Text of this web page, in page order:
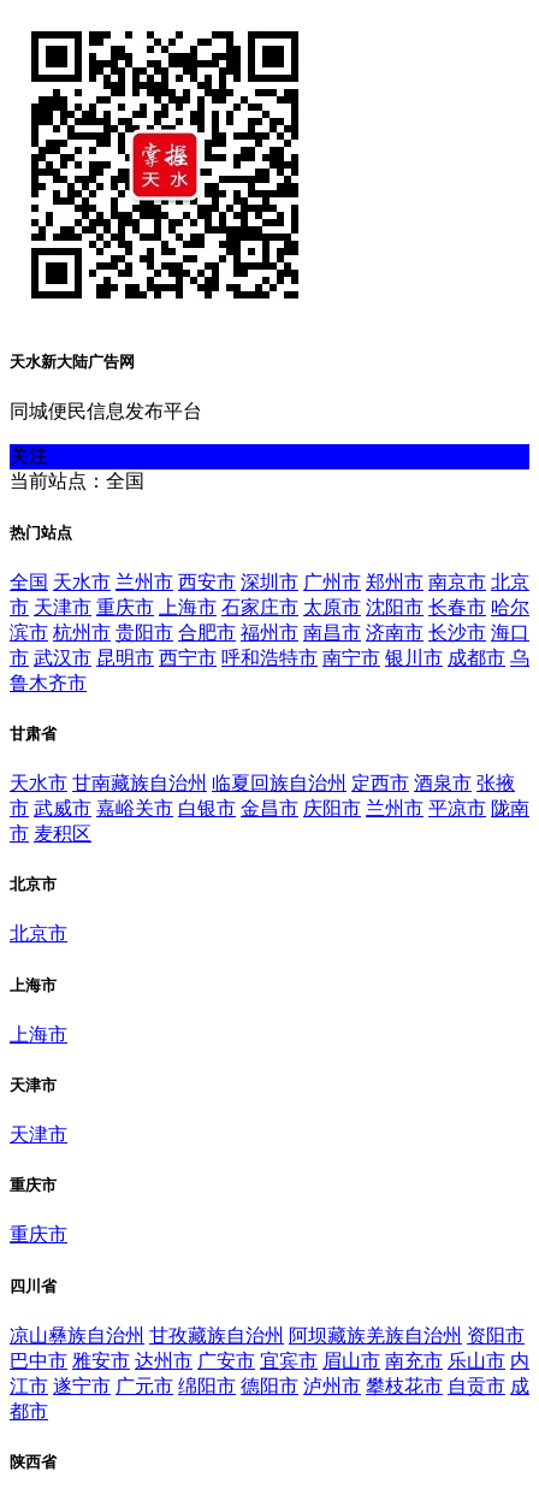
天水新大陆广告网
同城便民信息发布平台
关注
当前站点：全国
热门站点
全国 天水市 兰州市 西安市 深圳市 广州市 郑州市 南京市 北京
市 天津市 重庆市 上海市 石家庄市 太原市 沈阳市 长春市 哈尔
滨市 杭州市 贵阳市 合肥市 福州市 南昌市 济南市 长沙市 海口
市 武汉市 昆明市 西宁市 呼和浩特市 南宁市 银川市 成都市 乌
鲁木齐市
甘肃省
天水市 甘南藏族自治州 临夏回族自治州 定西市 酒泉市 张掖
市 武威市 嘉峪关市 白银市 金昌市 庆阳市 兰州市 平凉市 陇南
市 麦积区
北京市
北京市
上海市
上海市
天津市
天津市
重庆市
重庆市
四川省
凉山彝族自治州 甘孜藏族自治州 阿坝藏族羌族自治州 资阳市
巴中市 雅安市 达州市 广安市 宜宾市 眉山市 南充市 乐山市 内
江市 遂宁市 广元市 绵阳市 德阳市 泸州市 攀枝花市 自贡市 成
都市
陕西省